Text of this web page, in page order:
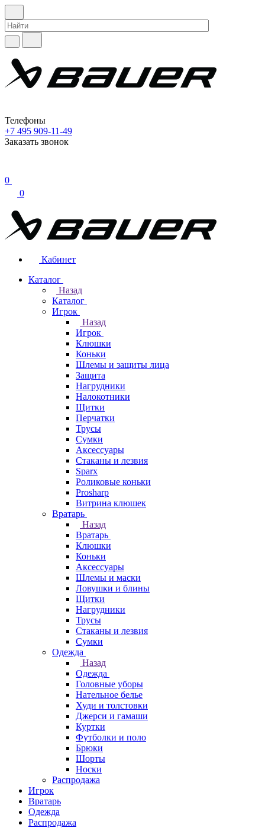
Телефоны
+7 495 909-11-49
Заказать звонок
0
0
Кабинет
Каталог
Назад
Каталог
Игрок
Назад
Игрок
Клюшки
Коньки
Шлемы и защиты лица
Защита
Нагрудники
Налокотники
Щитки
Перчатки
Трусы
Сумки
Аксессуары
Стаканы и лезвия
Sparx
Роликовые коньки
Prosharp
Витрина клюшек
Вратарь
Назад
Вратарь
Клюшки
Коньки
Аксессуары
Шлемы и маски
Ловушки и блины
Щитки
Нагрудники
Трусы
Стаканы и лезвия
Сумки
Одежда
Назад
Одежда
Головные уборы
Нательное белье
Худи и толстовки
Джерси и гамаши
Куртки
Футболки и поло
Брюки
Шорты
Носки
Распродажа
Игрок
Вратарь
Одежда
Распродажа